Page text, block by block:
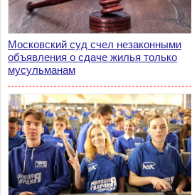
Московский суд счел незаконными
объявления о сдаче жилья только
мусульманам